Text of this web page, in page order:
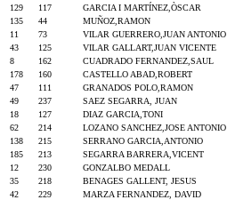
129
117 GARCIA I MARTÍNEZ,ÒSCAR
135
44 MUÑOZ,RAMON
11
73 VILAR GUERRERO,JUAN ANTONIO
43
125 VILAR GALLART,JUAN VICENTE
8
162 CUADRADO FERNANDEZ,SAUL
178
160 CASTELLO ABAD,ROBERT
47
111 GRANADOS POLO,RAMON
49
237 SAEZ SEGARRA, JUAN
18
127 DIAZ GARCIA,TONI
62
214 LOZANO SANCHEZ,JOSE ANTONIO
138
215 SERRANO GARCIA,ANTONIO
185
213 SEGARRA BARRERA,VICENT
12
230 GONZALBO MEDALL
35
218 BENAGES GALLENT, JESUS
42
229 MARZA FERNANDEZ, DAVID